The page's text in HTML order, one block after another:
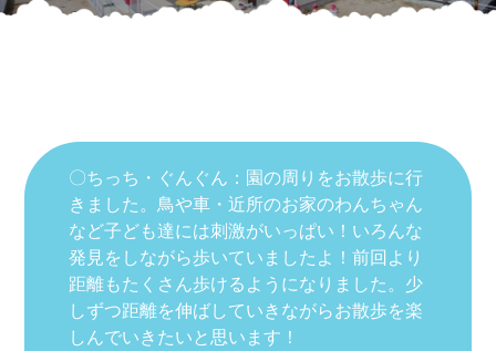
〇ちっち・ぐんぐん：園の周りをお散歩に行
きました。鳥や車・近所のお家のわんちゃん
など子ども達には刺激がいっぱい！いろんな
発見をしながら歩いていましたよ！前回より
距離もたくさん歩けるようになりました。少
しずつ距離を伸ばしていきながらお散歩を楽
しんでいきたいと思います！